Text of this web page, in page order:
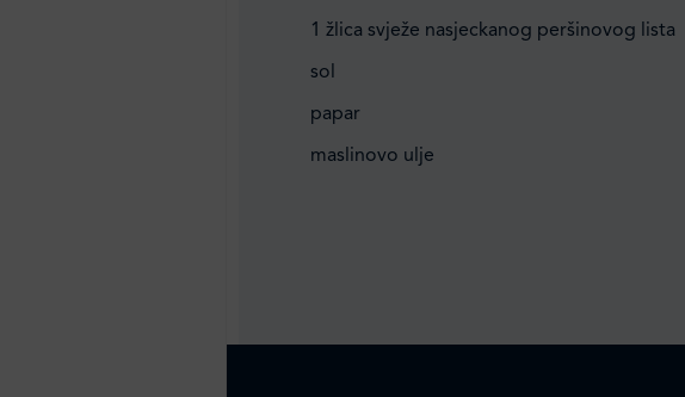
1 žlica svježe nasjeckanog peršinovog lista
sol
papar
maslinovo ulje